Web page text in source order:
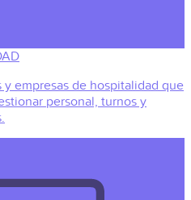
y empresas de hospitalidad que
personal, turnos y